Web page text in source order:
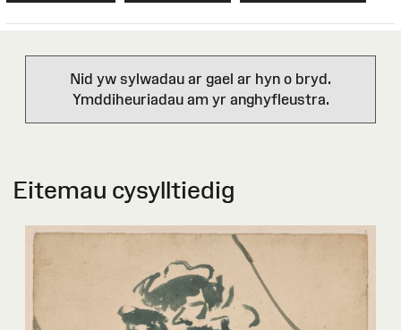
Nid yw sylwadau ar gael ar hyn o bryd.
Ymddiheuriadau am yr anghyfleustra.
Eitemau cysylltiedig